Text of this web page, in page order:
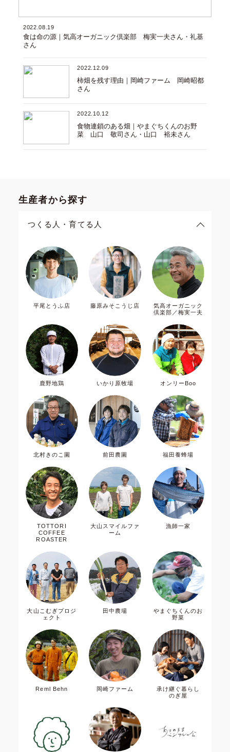
2022.08.19
食は命の源｜気高オーガニック倶楽部 梅実一夫さん・礼基
さん
2022.12.09
柿畑を残す理由｜岡崎ファーム 岡崎昭都
さん
2022.10.12
食物連鎖のある畑｜やまぐちくんのお野
菜 山口 敬司さん・山口 裕未さん
生産者から探す
つくる人・育てる人
平尾とうふ店 藤原みそこうじ店
気高オーガニック
倶楽部／梅実一夫
鹿野地鶏 いかり原牧場 オンリーBoo
北村きのこ園 前田農園 福田養蜂場
TOTTORI
COFFEE
ROASTER
大山スマイルファ
ーム
漁師一家
大山こむぎプロジ
ェクト
田中農場
やまぐちくんのお
野菜
Reml Behn 岡崎ファーム
承け継ぐ暮らし
のぎ屋